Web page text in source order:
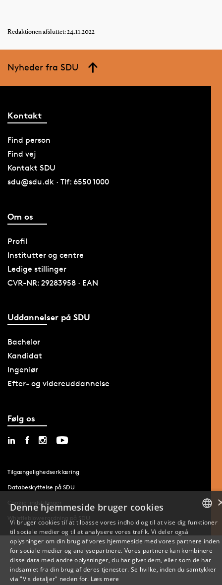
Redaktionen afsluttet: 24.11.2022
Nyheder fra SDU
Kontakt
Find person
Find vej
Kontakt SDU
sdu@sdu.dk · Tlf: 6550 1000
Om os
Profil
Institutter og centre
Ledige stillinger
CVR-NR: 29283958 · EAN
Uddannelser på SDU
Bachelor
Kandidat
Ingeniør
Efter- og videreuddannelse
Følg os
Tilgængelighedserklæring
Databeskyttelse på SDU
Cookie-indstillinger
Whistleblowerordning på SDU
ENGLISH
Denne hjemmeside bruger cookies
Vi bruger cookies til at tilpasse vores indhold og til at vise dig funktioner
til sociale medier og til at analysere vores trafik. Vi deler også
oplysninger om din brug af vores hjemmeside med vores partnere inden
for sociale medier og analysepartnere. Vores partnere kan kombinere
disse data med andre oplysninger, du har givet dem, eller som de har
indsamlet fra din brug af deres tjenester. Se hvilke, inden du samtykker
via "Vis detaljer" neden for. Læs mere